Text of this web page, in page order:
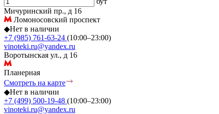
Мичуринский пр., д 16
Ломоносовский проспект
◆Нет в наличии
+7 (985) 761-63-24 (10:00–23:00)
vinoteki.ru@yandex.ru
Воротынская ул., д 16
Планерная
Смотреть на карте
◆Нет в наличии
+7 (499) 500-19-48 (10:00–23:00)
vinoteki.ru@yandex.ru